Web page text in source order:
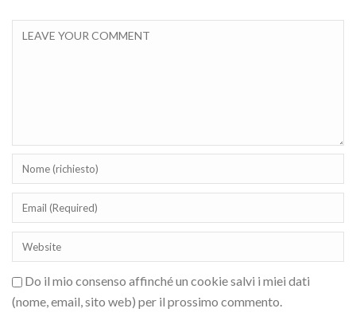
Do il mio consenso affinché un cookie salvi i miei dati
(nome, email, sito web) per il prossimo commento.